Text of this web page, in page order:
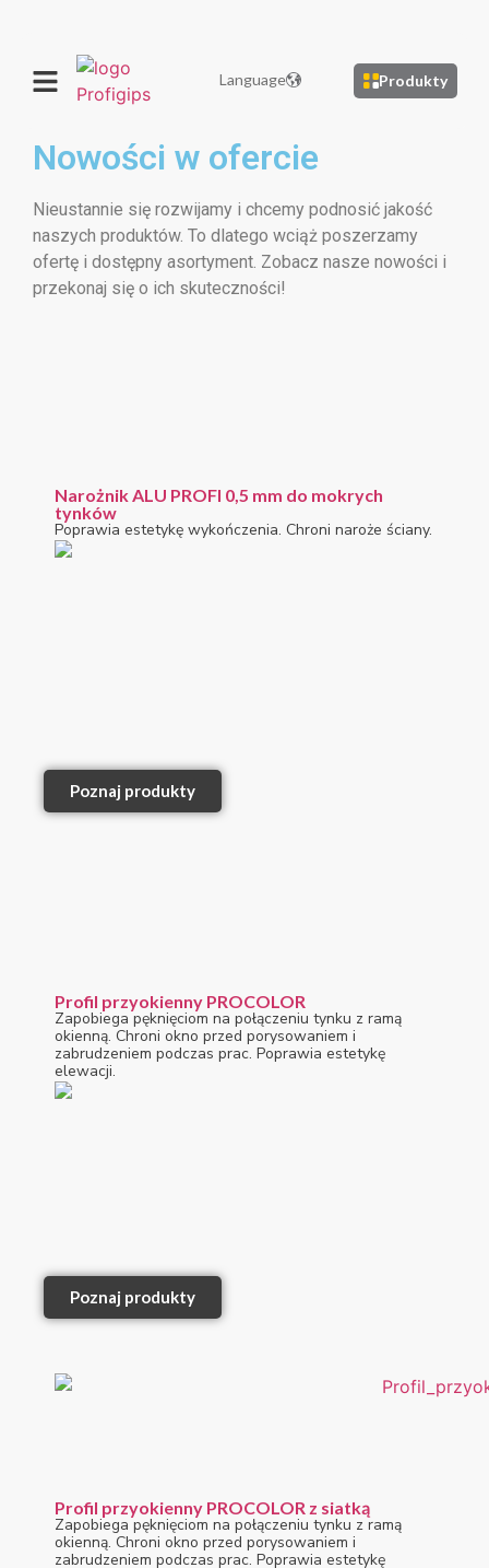
Language Produkty
Nowości w ofercie
Nieustannie się rozwijamy i chcemy podnosić jakość
naszych produktów. To dlatego wciąż poszerzamy
ofertę i dostępny asortyment. Zobacz nasze nowości i
przekonaj się o ich skuteczności!
Narożnik ALU PROFI 0,5 mm do mokrych
tynków
Poprawia estetykę wykończenia. Chroni naroże ściany.
Poznaj produkty
Profil przyokienny PROCOLOR
Zapobiega pęknięciom na połączeniu tynku z ramą
okienną. Chroni okno przed porysowaniem i
zabrudzeniem podczas prac. Poprawia estetykę
elewacji.
Poznaj produkty
Profil przyokienny PROCOLOR z siatką
Zapobiega pęknięciom na połączeniu tynku z ramą
okienną. Chroni okno przed porysowaniem i
zabrudzeniem podczas prac. Poprawia estetykę